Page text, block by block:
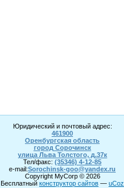
Юридический и почтовый адрес:
461900
Оренбургская область
город Сорочинск
улица Льва Толстого, д.37к
Тел/факс: (35346) 4-12-85
e-mail:Sorochinsk-goo@yandex.ru
Copyright MyCorp © 2026
Бесплатный конструктор сайтов — uCoz